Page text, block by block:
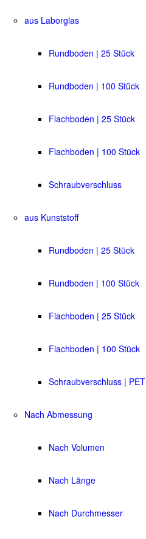
aus Laborglas
Rundboden | 25 Stück
Rundboden | 100 Stück
Flachboden | 25 Stück
Flachboden | 100 Stück
Schraubverschluss
aus Kunststoff
Rundboden | 25 Stück
Rundboden | 100 Stück
Flachboden | 25 Stück
Flachboden | 100 Stück
Schraubverschluss | PET
Nach Abmessung
Nach Volumen
Nach Länge
Nach Durchmesser